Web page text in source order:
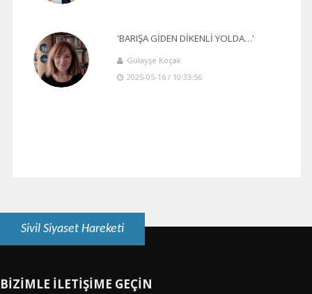
'BARIŞA GİDEN DİKENLİ YOLDA…'
Gülayşe Koçak
2025-05-16 / 10:33:56
Sivil Siyaset Hareketi
BİZİMLE İLETİŞİME GEÇİN